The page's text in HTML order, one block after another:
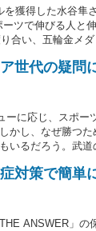
獲得した水谷隼
ツで伸びる人と
合い、五輪金メ
世代の疑問
に応じ、スポー
かし、なぜ勝つ
いるだろう。武
＝THE
対策で簡単
ANSWER」の